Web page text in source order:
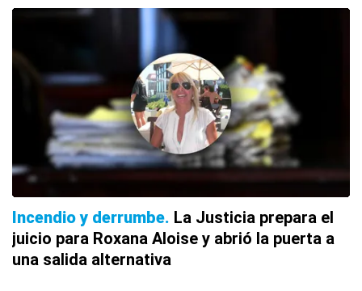
Incendio y derrumbe La Justicia prepara el
juicio para Roxana Aloise y abrió la puerta a
una salida alternativa